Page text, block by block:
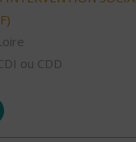
ou CDD